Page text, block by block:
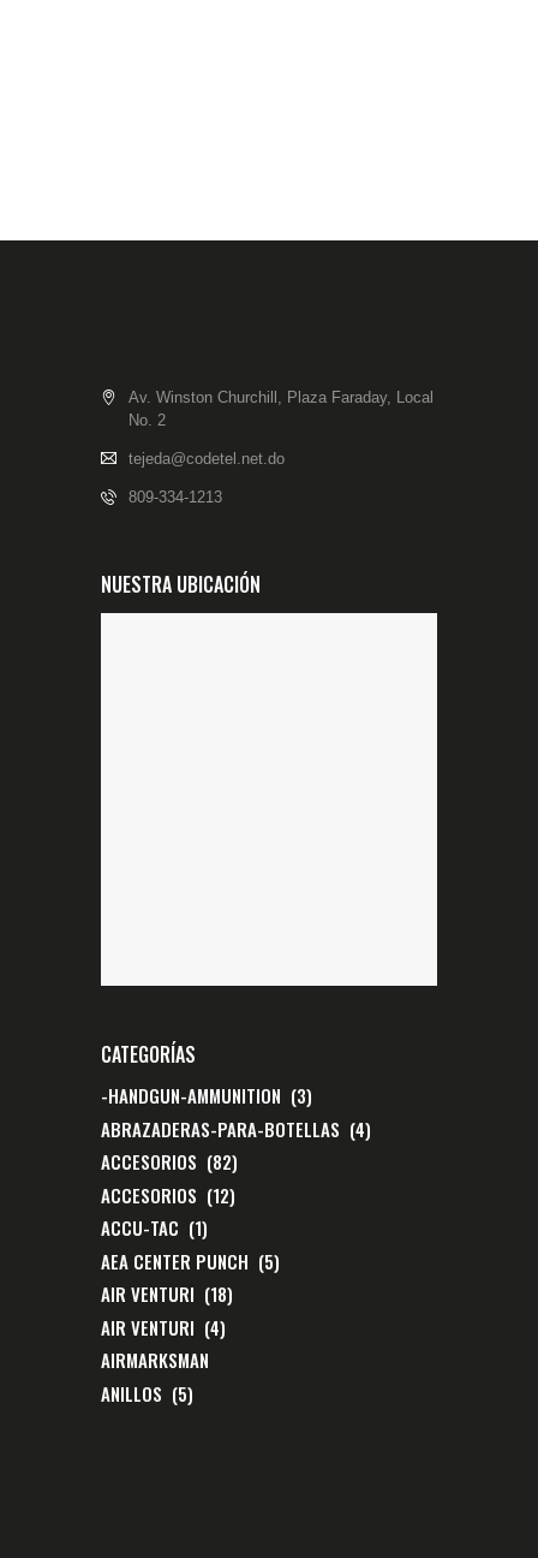
Av. Winston Churchill, Plaza Faraday, Local
No. 2
tejeda@codetel.net.do
809-334-1213
NUESTRA UBICACIÓN
CATEGORÍAS
-HANDGUN-AMMUNITION (3)
ABRAZADERAS-PARA-BOTELLAS (4)
ACCESORIOS (82)
ACCESORIOS (12)
ACCU-TAC (1)
AEA CENTER PUNCH (5)
AIR VENTURI (18)
AIR VENTURI (4)
AIRMARKSMAN
ANILLOS (5)